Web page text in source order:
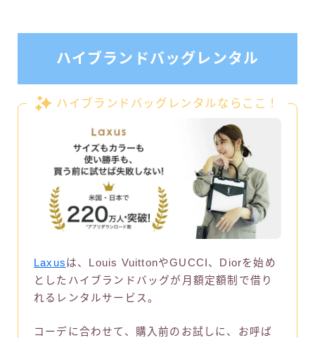
ハイブランドバッグレンタル
ハイブランドバッグレンタルならここ！
Laxusは、Louis VuittonやGUCCI、Diorを始め
としたハイブランドバッグが月額定額制で借り
れるレンタルサービス。
コーデに合わせて、購入前のお試しに、お呼ば